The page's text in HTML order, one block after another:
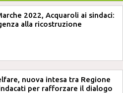
2022, Acquaroli ai sindaci:
alla ricostruzione
nuova intesa tra Regione
per rafforzare il dialogo